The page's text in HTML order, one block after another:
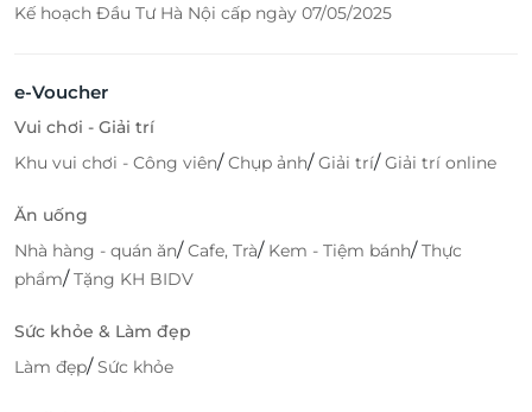
Kế hoạch Đầu Tư Hà Nội cấp ngày 07/05/2025
e-Voucher
Vui chơi - Giải trí
Khu vui chơi - Công viên/Chụp ảnh/Giải trí/Giải trí online
Ăn uống
Nhà hàng - quán ăn/Cafe, Trà/ Kem - Tiệm bánh/Thực
phẩm/Tặng KH BIDV
Sức khỏe & Làm đẹp
Làm đẹp/Sức khỏe